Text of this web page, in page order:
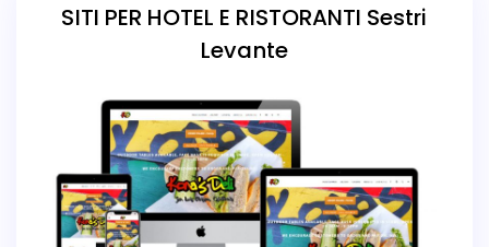
SITI PER HOTEL E RISTORANTI Sestri
Levante